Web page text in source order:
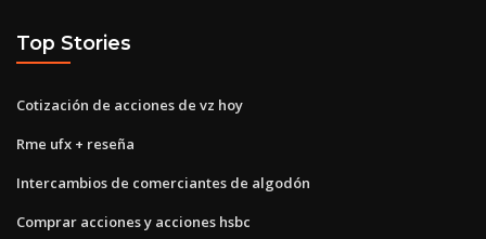
Top Stories
Cotización de acciones de vz hoy
Rme ufx + reseña
Intercambios de comerciantes de algodón
Comprar acciones y acciones hsbc